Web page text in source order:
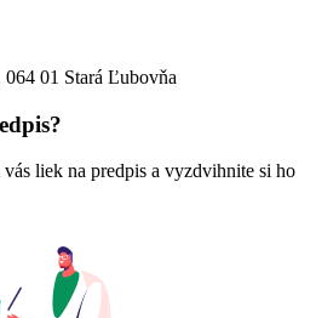
01 Stará Ľubovňa
vás liek na predpis a vyzdvihnite si ho